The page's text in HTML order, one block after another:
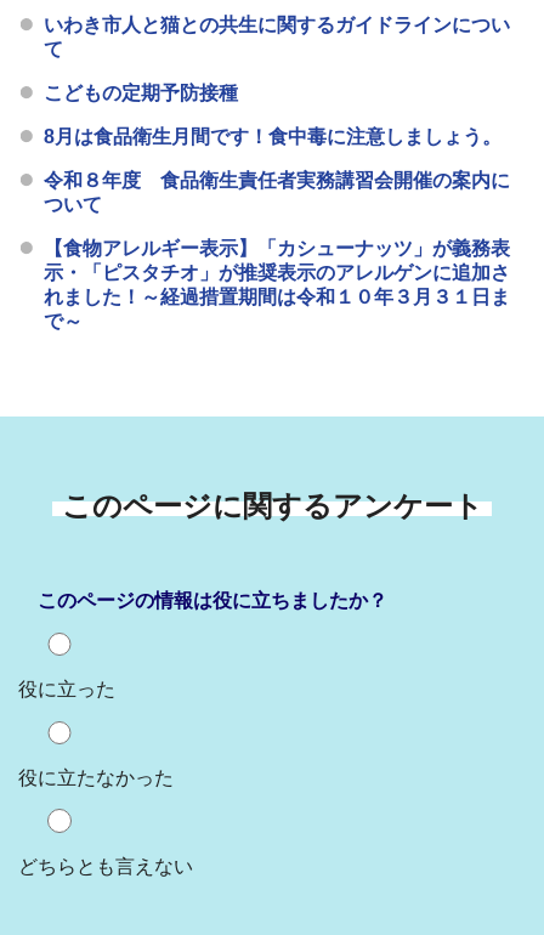
いわき市人と猫との共生に関するガイドラインについ
て
こどもの定期予防接種
8月は食品衛生月間です！食中毒に注意しましょう。
令和８年度 食品衛生責任者実務講習会開催の案内に
ついて
【食物アレルギー表示】「カシューナッツ」が義務表
示・「ピスタチオ」が推奨表示のアレルゲンに追加さ
れました！～経過措置期間は令和１０年３月３１日ま
で～
このページに関するアンケート
このページの情報は役に立ちましたか？
役に立った
役に立たなかった
どちらとも言えない